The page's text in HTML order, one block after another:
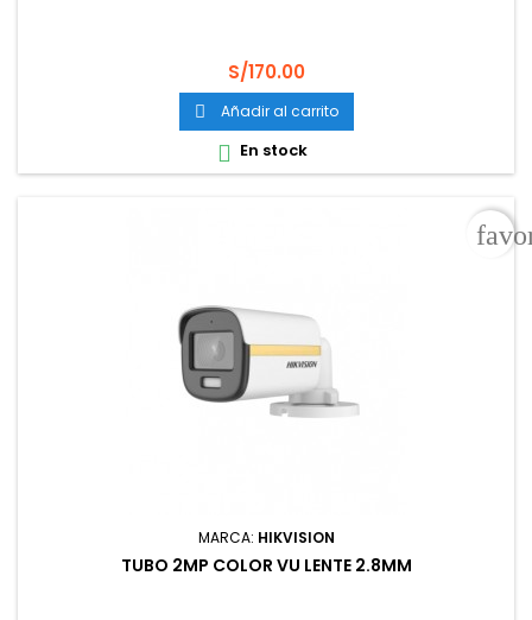
Precio
S/170.00
 Añadir al carrito
 En stock
MARCA: HIKVISION
TUBO 2MP COLOR VU LENTE 2.8MM